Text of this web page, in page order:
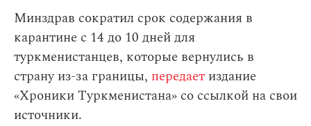
Минздрав сократил срок содержания в
карантине с 14 до 10 дней для
туркменистанцев, которые вернулись в
страну из-за границы, передает издание
«Хроники Туркменистана» со ссылкой на свои
источники.